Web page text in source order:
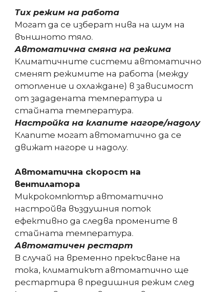
Тих режим на работа
Могат да се изберат нива на шум на
външното тяло.
Автоматична смяна на режима
Климатичните системи автоматично
сменят режимите на работа (между
отопление и охлаждане) в зависимост
от зададената температура и
стайната температура.
Настройка на клапите нагоре/надолу
Клапите могат автоматично да се
движат нагоре и надолу.
Автоматична скорост на
вентилатора
Микрокомпютър автоматично
настройва въздушния поток
ефективно да следва промените в
стайната температура.
Автоматичен рестарт
В случай на временно прекъсване на
тока, климатикът автоматично ще
рестартира в предишния режим след